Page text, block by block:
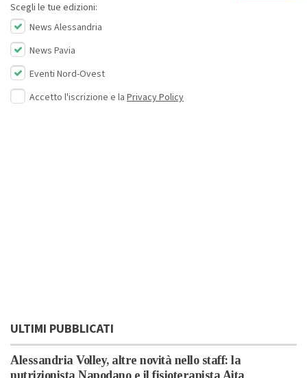
Scegli le tue edizioni:
News Alessandria
News Pavia
Eventi Nord-Ovest
Accetto l'iscrizione e la Privacy Policy
ULTIMI PUBBLICATI
Alessandria Volley, altre novità nello staff: la